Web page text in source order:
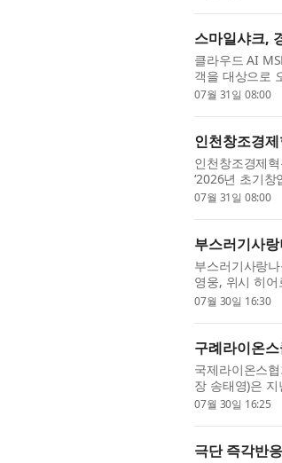
스마일샤크,
클라우드 AI
객을 대상으로
는 경기도가 판
07월 31일 08:00
인천창조경
인천창조경제
‘2026년 초기
현장투어를 운
07월 31일 08:00
부스러기사
부스러기사랑
영웅, 위시 히어
글과 그림으로
07월 30일 16:30
구례라이온
국제라이온스
장 송태영)은
을 대상으로 ‘시
07월 30일 16:25
극단 즉각반